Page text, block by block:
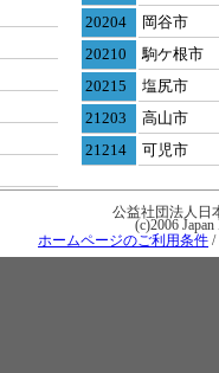
20204
岡谷市
20210
駒ケ根市
20215
塩尻市
21203
高山市
21214
可児市
公益社団法人日
(c)2006
ホームページのご利用条件 /